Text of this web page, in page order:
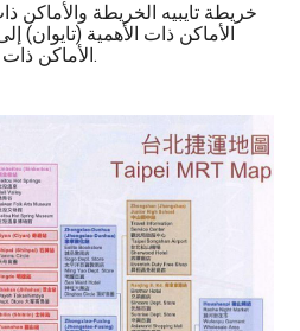
خريطة تايبيه الخريطة والأماكن
الأماكن ذات الأهمية (تايوان)
الأماكن ذات الأهمية (تايوان) لتحميل.